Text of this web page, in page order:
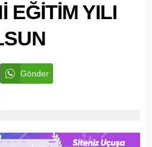
EĞİTİM YILI
Gönder